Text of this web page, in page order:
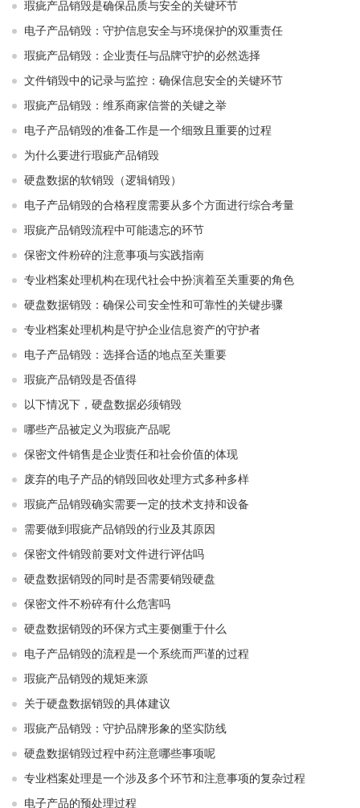
瑕疵产品销毁是确保品质与安全的关键环节
电子产品销毁：守护信息安全与环境保护的双重责任
瑕疵产品销毁：企业责任与品牌守护的必然选择
文件销毁中的记录与监控：确保信息安全的关键环节
瑕疵产品销毁：维系商家信誉的关键之举
电子产品销毁的准备工作是一个细致且重要的过程
为什么要进行瑕疵产品销毁
硬盘数据的软销毁（逻辑销毁）
电子产品销毁的合格程度需要从多个方面进行综合考量
瑕疵产品销毁流程中可能遗忘的环节
保密文件粉碎的注意事项与实践指南
专业档案处理机构在现代社会中扮演着至关重要的角色
硬盘数据销毁：确保公司安全性和可靠性的关键步骤
专业档案处理机构是守护企业信息资产的守护者
电子产品销毁：选择合适的地点至关重要
瑕疵产品销毁是否值得
以下情况下，硬盘数据必须销毁
哪些产品被定义为瑕疵产品呢
保密文件销售是企业责任和社会价值的体现
废弃的电子产品的销毁回收处理方式多种多样
瑕疵产品销毁确实需要一定的技术支持和设备
需要做到瑕疵产品销毁的行业及其原因
保密文件销毁前要对文件进行评估吗
硬盘数据销毁的同时是否需要销毁硬盘
保密文件不粉碎有什么危害吗
硬盘数据销毁的环保方式主要侧重于什么
电子产品销毁的流程是一个系统而严谨的过程
瑕疵产品销毁的规矩来源
关于硬盘数据销毁的具体建议
瑕疵产品销毁：守护品牌形象的坚实防线
硬盘数据销毁过程中药注意哪些事项呢
专业档案处理是一个涉及多个环节和注意事项的复杂过程
电子产品的预处理过程